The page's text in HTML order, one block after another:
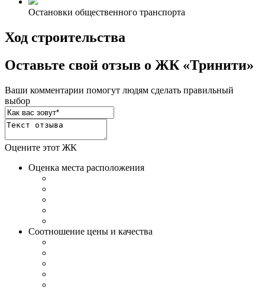
Остановки общественного транспорта
Ход строительства
Оставьте свой отзыв о ЖК «Тринити»
Ваши комментарии помогут людям сделать правильный
выбор
Оцените этот ЖК
Оценка места расположения
Соотношение цены и качества